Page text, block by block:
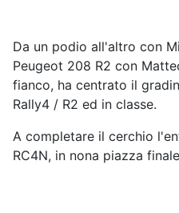
Da un podio all'altro con
Peugeot 208 R2 con
fianco, ha centrato il
Rally4 / R2 ed in classe.
A completare il cerchio
RC4N, in nona piazza